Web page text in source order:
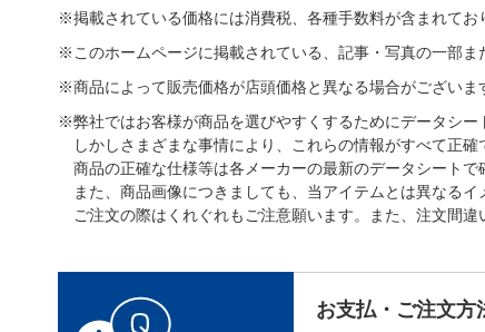
※掲載されている価格には消費税、各種手数料が含まれてお
※このホームページに掲載されている、記事・写真の一部ま
※商品によって販売価格が店頭価格と異なる場合がございま
※弊社ではお客様が商品を選びやすくするためにデータシー
しかしさまざまな事情により、これらの情報がすべて正
商品の正確な仕様等は各メーカーの最新のデータシートで
また、商品画像につきましても、当アイテムとは異なる
ご注文の際はくれぐれもご注意願います。また、注文間
お支払・ご注文方